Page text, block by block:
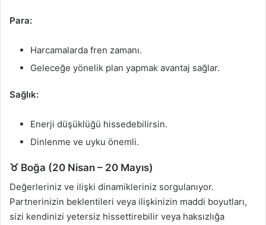
Para:
Harcamalarda fren zamanı.
Geleceğe yönelik plan yapmak avantaj sağlar.
Sağlık:
Enerji düşüklüğü hissedebilirsin.
Dinlenme ve uyku önemli.
♉ Boğa (20 Nisan – 20 Mayıs)
Değerleriniz ve ilişki dinamikleriniz sorgulanıyor.
Partnerinizin beklentileri veya ilişkinizin maddi boyutları,
sizi kendinizi yetersiz hissettirebilir veya haksızlığa